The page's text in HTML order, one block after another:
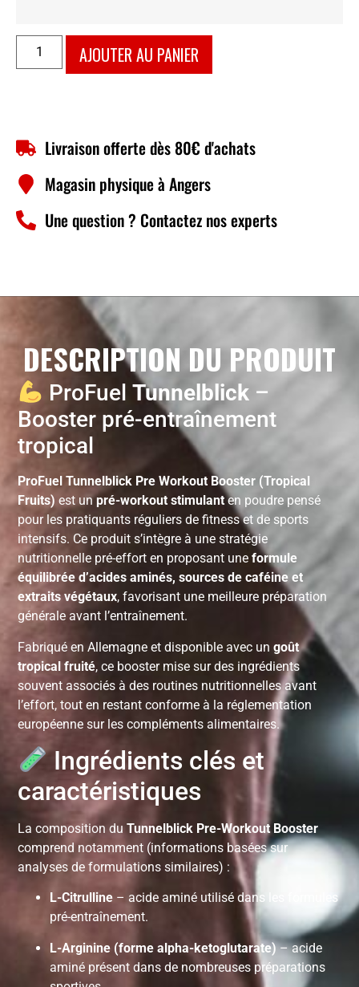
AJOUTER AU PANIER
Livraison offerte dès 80€ d'achats
Magasin physique à Angers
Une question ? Contactez nos experts
DESCRIPTION DU PRODUIT
ProFuelTunnelblick –
Booster pré-entraînement
tropical
ProFuel Tunnelblick Pre Workout Booster (Tropical
Fruits) est unpré-workout stimulanten poudre pensé
pour les pratiquants réguliers de fitness et de sports
intensifs. Ce produit s’intègre à une stratégie
nutritionnelle pré-effort en proposant uneformule
équilibrée d’acides aminés, sources de caféine et
extraits végétaux, favorisant une meilleure préparation
générale avant l’entraînement.
Fabriqué en Allemagne et disponible avec ungoût
tropical fruité, ce booster mise sur des ingrédients
souvent associés à des routines nutritionnelles avant
l’effort, tout en restant conforme à la réglementation
européenne sur les compléments alimentaires.
Ingrédients clés et
caractéristiques
La composition duTunnelblick Pre-Workout Booster
comprend notamment (informations basées sur
analyses de formulations similaires) :
L-Citrulline – acide aminé utilisé dans les formules
pré-entraînement.
L-Arginine (forme alpha-ketoglutarate)– acide
aminé présent dans de nombreuses préparations